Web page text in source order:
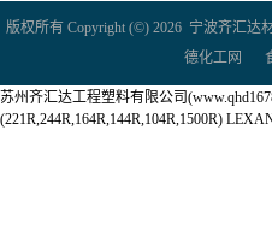
版权所有 Copyright (©) 2026 宁波齐汇达
德化工网
苏州齐汇达工程塑料有限公司
(221R,244R,164R,144R,104R,1500R)